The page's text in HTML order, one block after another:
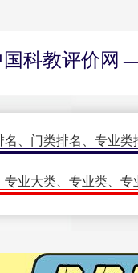
科教评价网 —
名 门类排名 专业类
专业大类 专业类 专
一流学科 、指标排